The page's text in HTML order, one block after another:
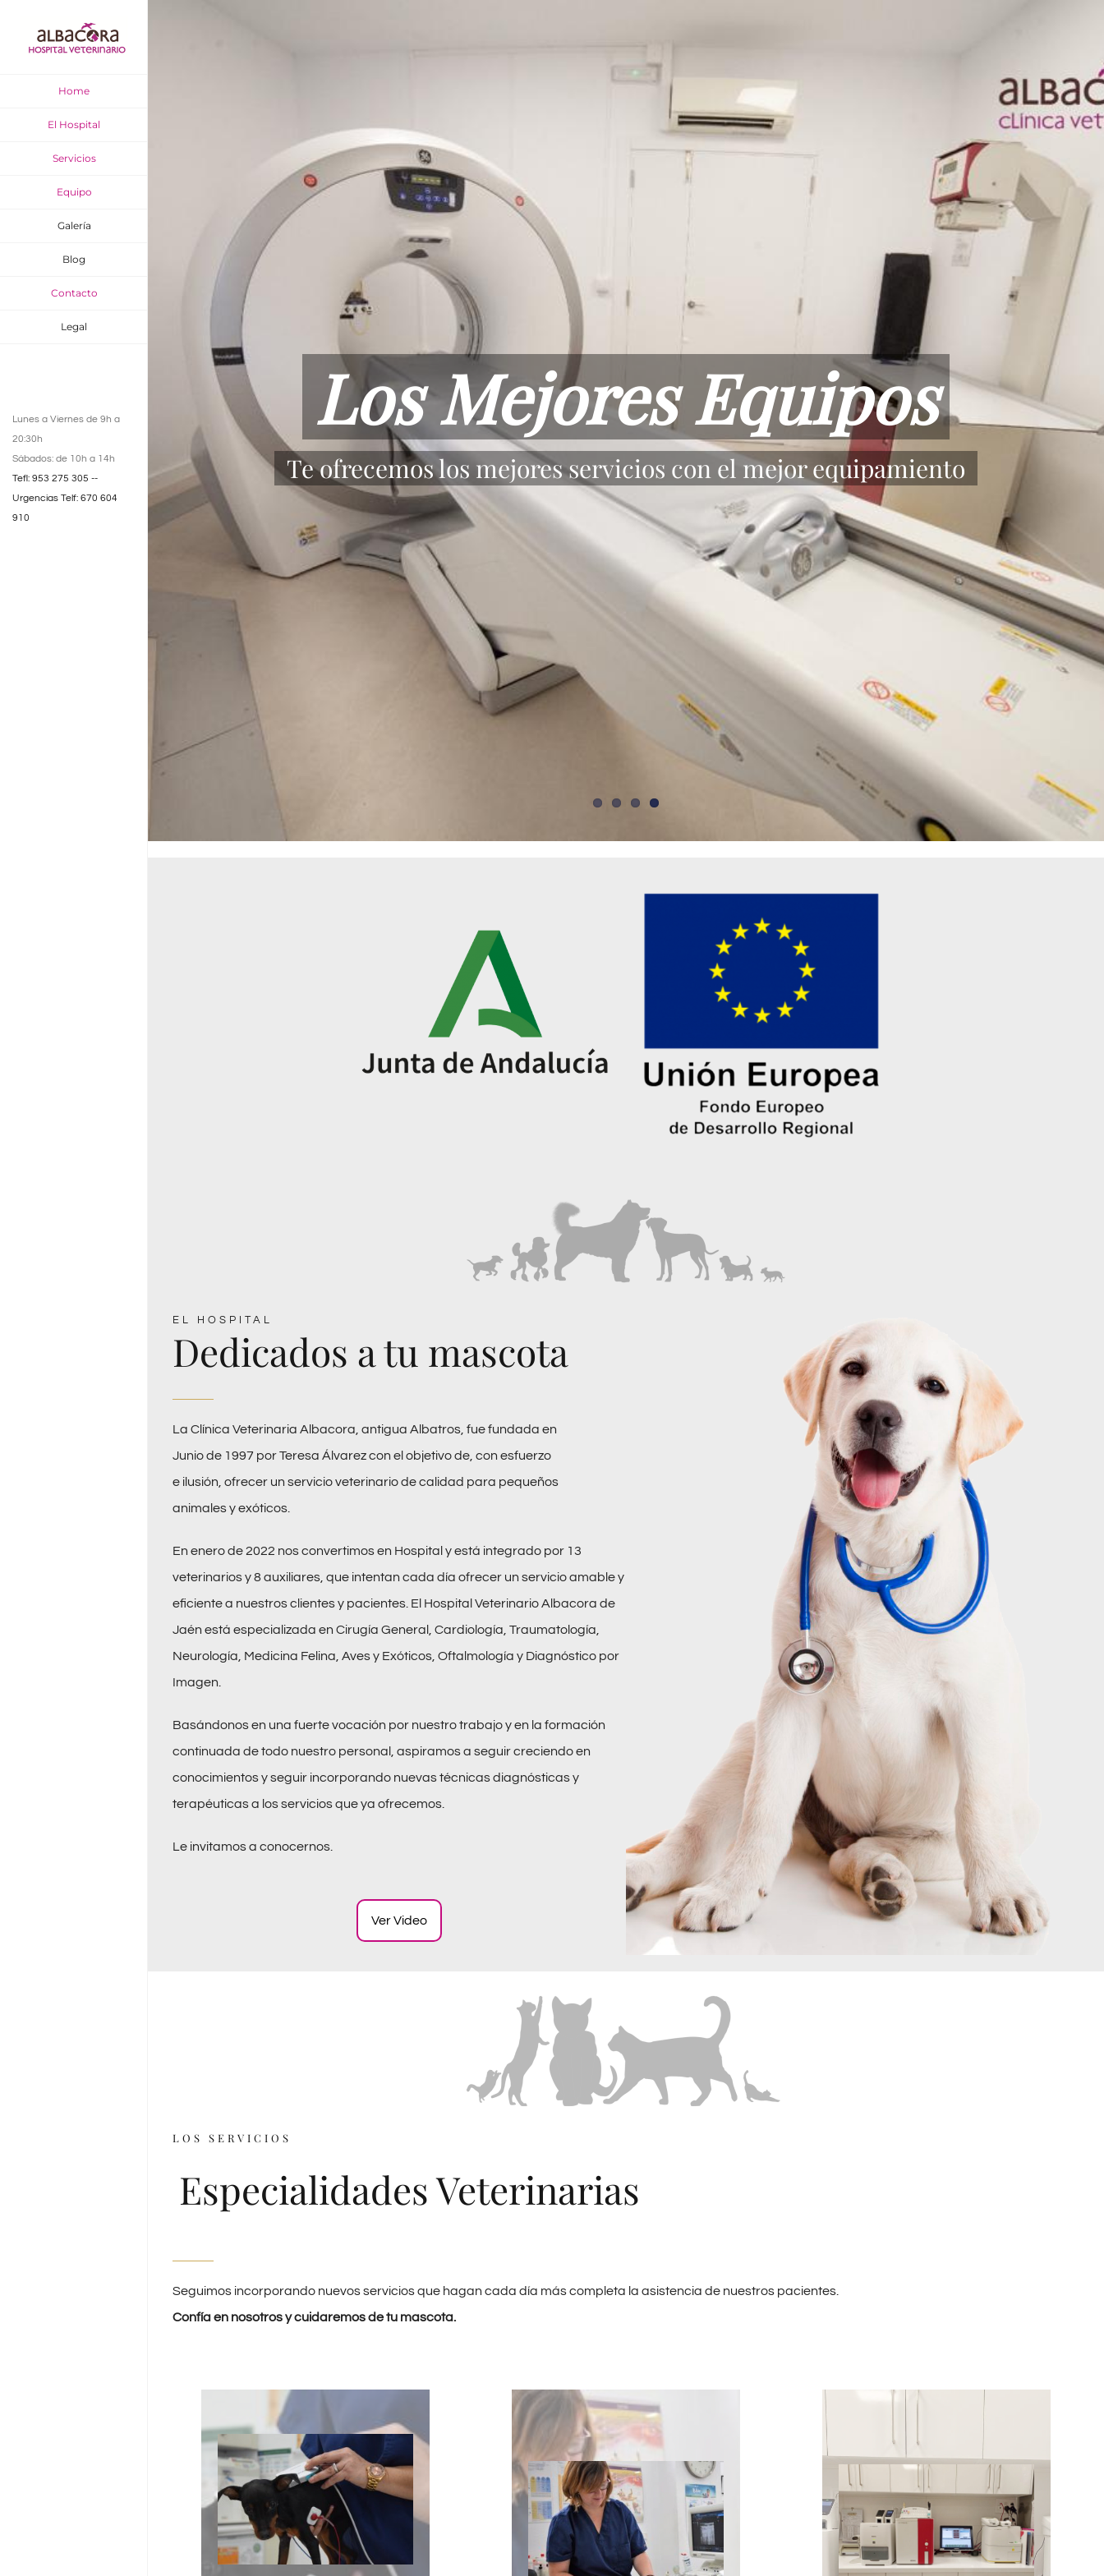
Home
El Hospital
Servicios
Equipo
Galería
Blog
Contacto
Legal
Lunes a Viernes de 9h a
20:30h
Sábados: de 10h a 14h
Tefl: 953 275 305 --
Urgencias Telf: 670 604
910
EL HOSPITAL
Dedicados a tu mascota
La Clínica Veterinaria Albacora, antigua Albatros, fue fundada en
Junio de 1997 por Teresa Álvarez con el objetivo de, con esfuerzo
e ilusión, ofrecer un servicio veterinario de calidad para pequeños
animales y exóticos.
En enero de 2022 nos convertimos en Hospital y está integrado por 13
veterinarios y 8 auxiliares, que intentan cada día ofrecer un servicio amable y
eficiente a nuestros clientes y pacientes. El Hospital Veterinario Albacora de
Jaén está especializada en Cirugía General, Cardiología, Traumatología,
Neurología, Medicina Felina, Aves y Exóticos, Oftalmología y Diagnóstico por
Imagen.
Basándonos en una fuerte vocación por nuestro trabajo y en la formación
continuada de todo nuestro personal, aspiramos a seguir creciendo en
conocimientos y seguir incorporando nuevas técnicas diagnósticas y
terapéuticas a los servicios que ya ofrecemos.
Le invitamos a conocernos.
Ver Video
LOS SERVICIOS
Especialidades Veterinarias
Seguimos incorporando nuevos servicios que hagan cada día más completa la asistencia de nuestros pacientes.
Confía en nosotros y cuidaremos de tu mascota.
El Hospital Veterinario Albacora
de Jaén cuenta con un servicio
de cardiología veterinaria.
Es la rama más importante de la
Medicina
Disponemos de un laboratorio
propio